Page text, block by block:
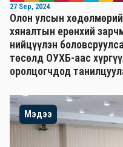
27 Sep, 2024
Олон улсын
хяналтын ерөнхий
нийцүүлэн
төсөлд ОУХБ-аас
оролцогчдод
Мэдээ